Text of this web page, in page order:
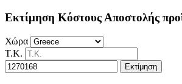
Εκτίμηση Κόστους Αποστολής
Χώρα
Τ.Κ.
Εκτίμηση